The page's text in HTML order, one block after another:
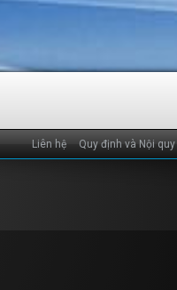
Liên hệ Quy định và Nội quy